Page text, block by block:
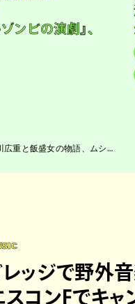
ンビの演劇』、
飯盛⼥の物語、ムシラセの舞台『ナイトーシンジュク・トラップホール』
レッジで野外
スコンFでキャ